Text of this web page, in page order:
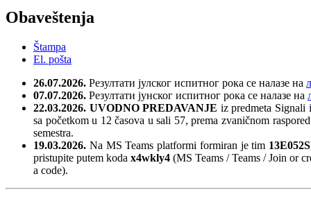
Obaveštenja
Štampa
El. pošta
26.07.2026. Резултати јулског испитног рока се налазе на
07.07.2026. Резултати јунског испитног рока се налазе на
22.03.2026. UVODNO PREDAVANJE iz predmeta Signali
sa početkom u 12 časova u sali 57, prema zvaničnom
semestra.
19.03.2026. Na MS Teams platformi formiran je tim
pristupite putem koda x4wkly4 (MS Teams / Teams / Join or
a code).